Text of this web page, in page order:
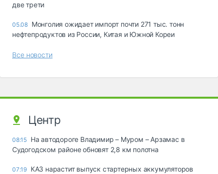
две трети
05.08 Монголия ожидает импорт почти 271 тыс. тонн
нефтепродуктов из России, Китая и Южной Кореи
Все новости
Центр
08:15 На автодороге Владимир – Муром – Арзамас в
Судогодском районе обновят 2,8 км полотна
07:19 КАЗ нарастит выпуск стартерных аккумуляторов